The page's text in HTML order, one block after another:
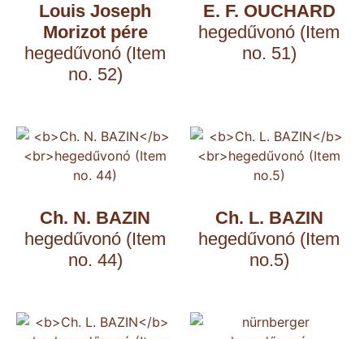
Louis Joseph
Morizot pére
hegedűvonó (Item
no. 52)
E. F. OUCHARD
hegedűvonó (Item
no. 51)
Ch. N. BAZIN
hegedűvonó (Item
no. 44)
Ch. L. BAZIN
hegedűvonó (Item
no.5)